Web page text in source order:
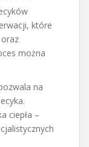
które
oraz
można
na
ciepła –